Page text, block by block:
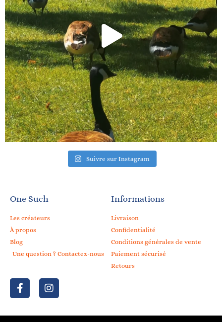
Suivre sur Instagram
One Such
Les créateurs
À propos
Blog
Une question ? Contactez-nous
Informations
Livraison
Confidentialité
Conditions générales de vente
Paiement sécurisé
Retours